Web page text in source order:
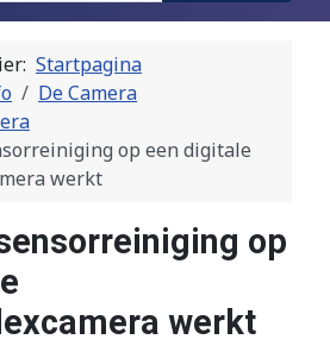
Startpagina
De Camera
op een digitale
werkt
op
werkt